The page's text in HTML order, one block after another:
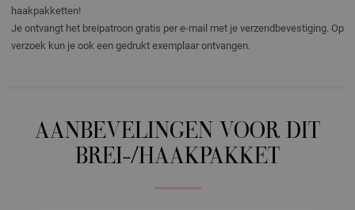
haakpakketten!
Je ontvangt het breipatroon gratis per e-mail met je verzendbevestiging. Op
verzoek kun je ook een gedrukt exemplaar ontvangen.
AANBEVELINGEN VOOR DIT
BREI-/HAAKPAKKET